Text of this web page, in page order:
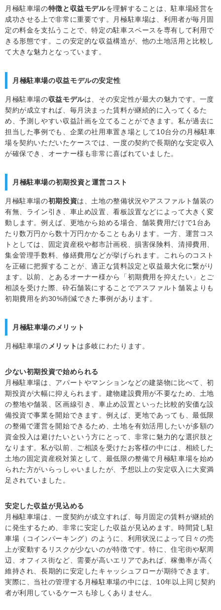
月極駐車場の特徴と収益モデルを理解することは、駐車場経営を
成功させる上で非常に重要です。月極駐車場は、利用者が毎月固
定の料金を支払うことで、特定の駐車スペースを専有して利用で
きる形態です。この安定的な収益構造が、他の土地活用と比較し
て大きな魅力となっています。
月極駐車場の収益モデルの安定性
月極駐車場の収益モデルは、その安定性が最大の魅力です。一度
契約が成立すれば、毎月決まった賃料が継続的に入ってくるた
め、予測しやすい収益計画を立てることができます。私が過去に
担当した事例でも、企業の社用車置き場として10台分の月極駐車
場を契約いただいたケースでは、一度の契約で長期的な安定収入
が確保でき、オーナー様も非常に喜ばれていました。
月極駐車場の初期投資と運営コスト
月極駐車場の初期投資は、土地の整備状況やアスファルト舗装の
有無、ライン引き、車止め設置、看板設置などによって大きく変
動します。例えば、更地から始める場合、舗装費用だけで1台あ
たり数万円から数十万円かかることもあります。一方、運営コス
トとしては、固定資産税や都市計画税、損害保険料、清掃費用、
集金管理手数料、修繕費用などが挙げられます。これらのコスト
を正確に把握することが、適正な賃料設定と収益最大化に繋がり
ます。以前、とあるオーナー様から「初期費用を抑えたい」とご
相談を受けた際、砕石舗装にすることでアスファルト舗装よりも
初期費用を約30%削減できた事例があります。
月極駐車場のメリット
月極駐車場の メリットは多岐にわたります。
少ない初期投資で始められる
月極駐車場は、アパートやマンションなどの建築物に比べて、初
期投資が大幅に抑えられます。建物建設費用が不要なため、土地
の整地や舗装、区画線引き、車止め設置といった比較的安価な設
備投資で事業を開始できます。例えば、更地であっても、最低限
の整備で運営を開始できるため、土地を有効活用したいが多額の
資金投入は避けたいという方にとって、非常に魅力的な選択肢と
なります。私が以前、ご相談を受けたお客様の中には、相続した
土地の固定資産税対策として、最低限の整備で月極駐車場を始め
られた方がいらっしゃいましたが、予想以上の安定収入に大変満
足されていました。
安定した収益が見込める
月極駐車場は、一度契約が成立すれば、毎月固定の賃料が継続的
に発生するため、非常に安定した収益が見込めます。時間貸し駐
車場（コインパーキング）のように、利用状況によって日々の売
上が変動するリスクが少ないのが特徴です。特に、住宅街や駅周
辺、オフィス街など、需要が高いエリアであれば、稼働率が高く
維持され、長期的に安定したキャッシュフローが期待できます。
実際に、当社の管理する月極駐車場の中には、10年以上同じ契約
者が利用しているケースも珍しくありません。